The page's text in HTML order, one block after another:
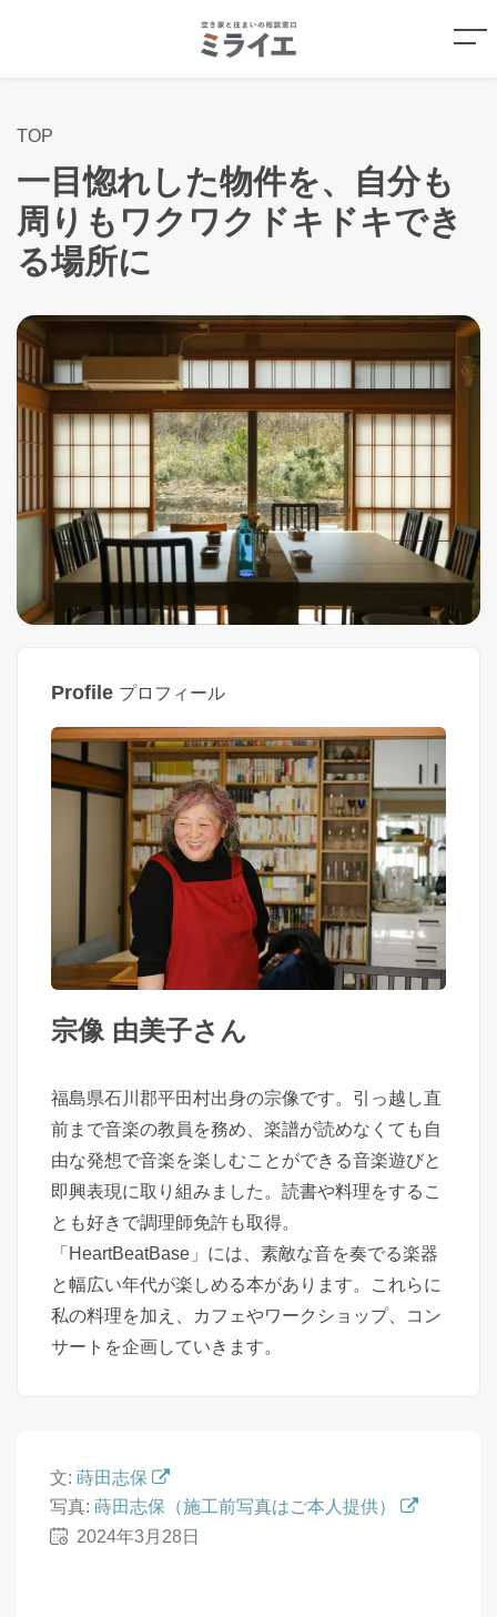
TOP
一目惚れした物件を、自分も
周りもワクワクドキドキでき
る場所に
Profile プロフィール
宗像 由美子さん
福島県石川郡平田村出身の宗像です。引っ越し直
前まで音楽の教員を務め、楽譜が読めなくても自
由な発想で音楽を楽しむことができる音楽遊びと
即興表現に取り組みました。読書や料理をするこ
とも好きで調理師免許も取得。
「HeartBeatBase」には、素敵な音を奏でる楽器
と幅広い年代が楽しめる本があります。これらに
私の料理を加え、カフェやワークショップ、コン
サートを企画していきます。
文: 蒔田志保
写真: 蒔田志保（施工前写真はご本人提供）
2024年3月28日